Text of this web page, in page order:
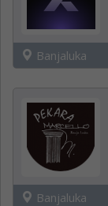
Banjaluka
Banjaluka